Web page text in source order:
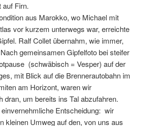
auf Firn.
aus Marokko, wo Michael mit
vor kurzem unterwegs war, erreichte
Ralf Collet übernahm, wie immer,
gemeinsamen Gipfelfoto bei steifer
(schwäbisch = Vesper) auf der
mit Blick auf die Brennerautobahn im
am Horizont, waren wir
dran, um bereits ins Tal abzufahren.
Entscheidung: wir
kleinen Umweg auf den, von uns aus